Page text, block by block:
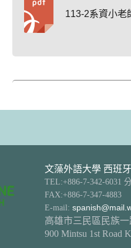
113-2系資小老
文藻外語大學 西班
TEL:+886-7-342-6031
FAX:+886-7-347-4883
E-mail:
高雄市三民區民族一
900 Mintsu 1st Road